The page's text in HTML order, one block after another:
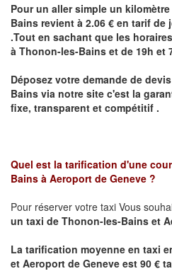
Pour un aller simple un
Bains revient à 2.06 € en tarif de
.Tout en sachant que les
à Thonon-les-Bains et de 19h et
Déposez votre demande de
Bains via notre site c'est la
fixe, transparent et compétitif .
Quel est la tarification d'une
Bains à Aeroport de Geneve ?
Pour réserver votre taxi Vous
un taxi de Thonon-les-Bains et
La tarification moyenne en taxi
et Aeroport de Geneve est 90 €